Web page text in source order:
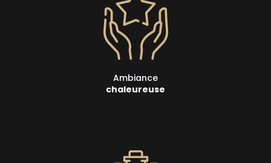
Ambiance
chaleureuse